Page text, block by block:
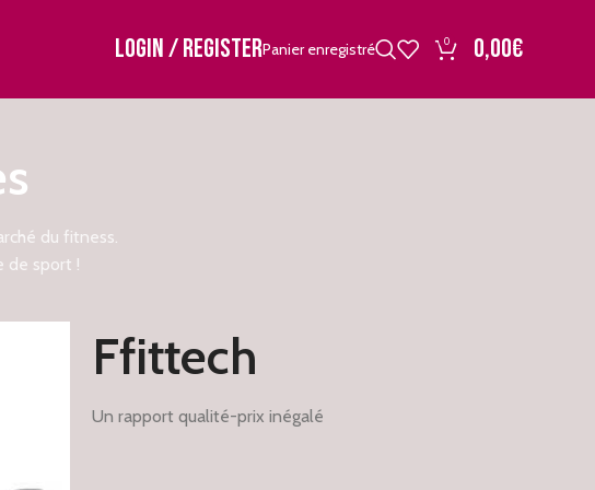
LOGIN / REGISTERPanier enregistré 0 0,00€
du fitness.
de sport !
Ffittech
Un rapport qualité-prix inégalé